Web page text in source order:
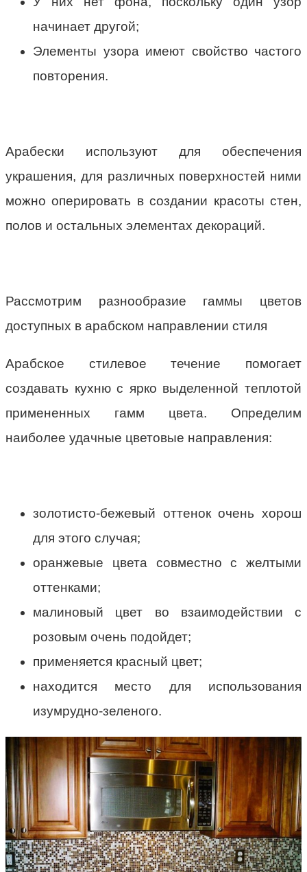
начинает другой;
Элементы узора имеют свойство частого
повторения.
Арабески используют для обеспечения
украшения, для различных поверхностей ними
можно оперировать в создании красоты стен,
полов и остальных элементах декораций.
Рассмотрим разнообразие гаммы цветов
доступных в арабском направлении стиля
Арабское стилевое течение помогает
создавать кухню с ярко выделенной теплотой
примененных гамм цвета. Определим
наиболее удачные цветовые направления:
золотисто-бежевый оттенок очень хорош
для этого случая;
оранжевые цвета совместно с желтыми
оттенками;
малиновый цвет во взаимодействии с
розовым очень подойдет;
применяется красный цвет;
находится место для использования
изумрудно-зеленого.